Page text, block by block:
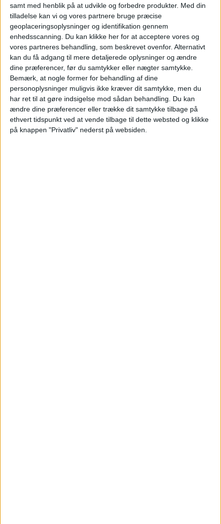
samt med henblik på at udvikle og forbedre produkter. Med din
tilladelse kan vi og vores partnere bruge præcise
geoplaceringsoplysninger og identifikation gennem
enhedsscanning. Du kan klikke her for at acceptere vores og
vores partneres behandling, som beskrevet ovenfor. Alternativt
kan du få adgang til mere detaljerede oplysninger og ændre
dine præferencer, før du samtykker eller nægter samtykke.
Bemærk, at nogle former for behandling af dine
personoplysninger muligvis ikke kræver dit samtykke, men du
har ret til at gøre indsigelse mod sådan behandling.
Du kan
ændre dine præferencer eller trække dit samtykke tilbage på
ethvert tidspunkt ved at vende tilbage til dette websted og klikke
på knappen "Privatliv" nederst på websiden.
Aalborg åbner ny charterrute
til Albanien